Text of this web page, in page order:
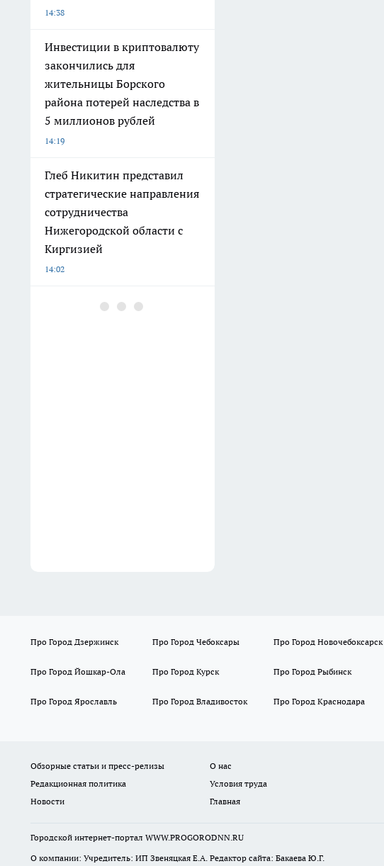
14:38
Инвестиции в криптовалюту
закончились для
жительницы Борского
района потерей наследства в
5 миллионов рублей
14:19
Глеб Никитин представил
стратегические направления
сотрудничества
Нижегородской области с
Киргизией
14:02
Под Бором ночью
Про Город Дзержинск Про Город Чебоксары Про Город Новочебоксарск
Про Город Йошкар-Ола Про Город Курск Про Город Рыбинск
Про Город Ярославль Про Город Владивосток Про Город Краснодара
Обзорные статьи и пресс-релизы О нас
Редакционная политика
Условия труда
Новости
Главная
Городской интернет-портал WWW.PROGORODNN.RU
О компании: Учредитель: ИП Звеняцкая Е.А. Редактор сайта: Бакаева Ю.Г.